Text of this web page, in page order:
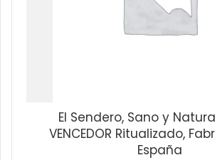
El Sendero, Sano y
VENCEDOR Ritualizado,
España